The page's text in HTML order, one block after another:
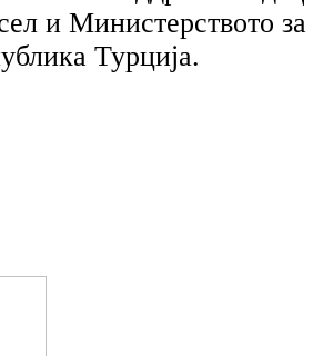
и Министерството
Турција.